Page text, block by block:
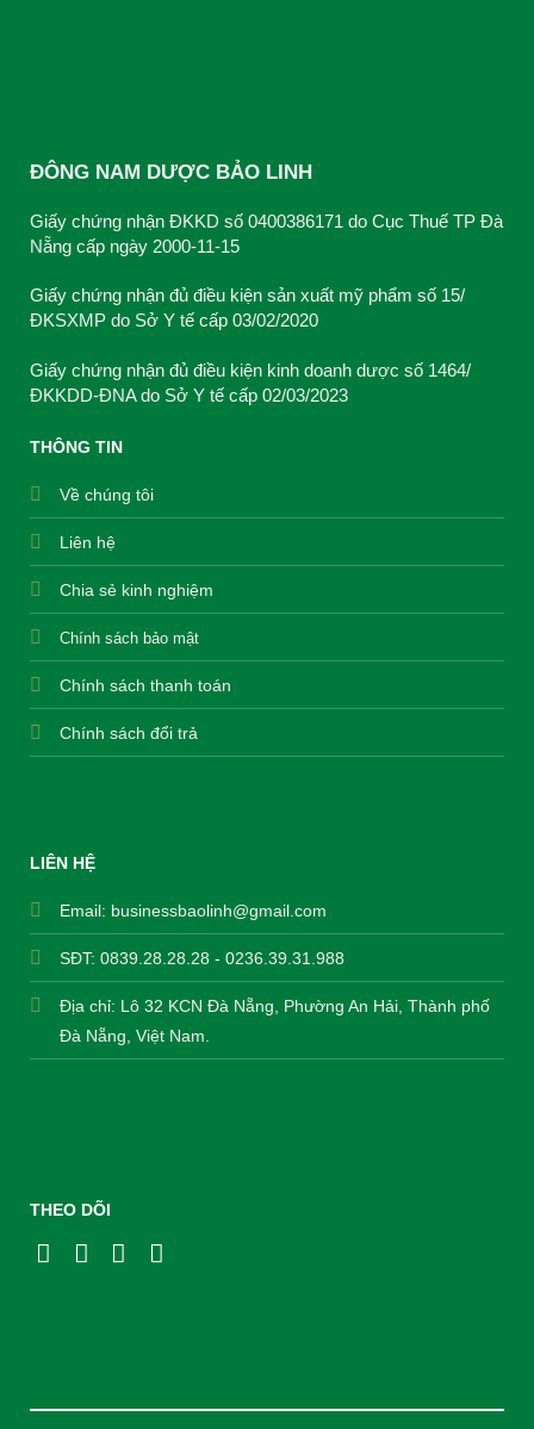
ĐÔNG NAM DƯỢC BẢO LINH
Giấy chứng nhận ĐKKD số 0400386171 do Cục Thuế TP Đà
Nẵng cấp ngày 2000-11-15
Giấy chứng nhận đủ điều kiện sản xuất mỹ phẩm số 15/
ĐKSXMP do Sở Y tế cấp 03/02/2020
Giấy chứng nhận đủ điều kiện kinh doanh dược số 1464/
ĐKKDD-ĐNA do Sở Y tế cấp 02/03/2023
THÔNG TIN
Về chúng tôi
Liên hệ
Chia sẻ kinh nghiệm
Chính sách bảo mật
Chính sách thanh toán
Chính sách đổi trả
LIÊN HỆ
Email: businessbaolinh@gmail.com
SĐT: 0839.28.28.28 - 0236.39.31.988
Địa chỉ: Lô 32 KCN Đà Nẵng, Phường An Hải, Thành phố
Đà Nẵng, Việt Nam.
THEO DÕI